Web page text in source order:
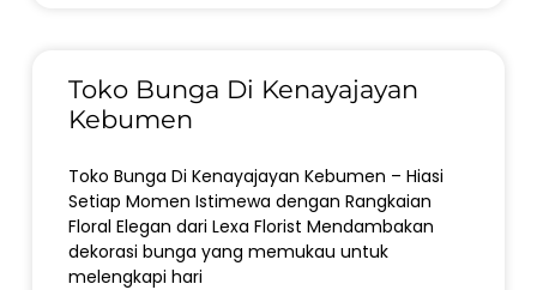
Toko Bunga Di Kenayajayan
Kebumen
Toko Bunga Di Kenayajayan Kebumen – Hiasi
Setiap Momen Istimewa dengan Rangkaian
Floral Elegan dari Lexa Florist Mendambakan
dekorasi bunga yang memukau untuk
melengkapi hari